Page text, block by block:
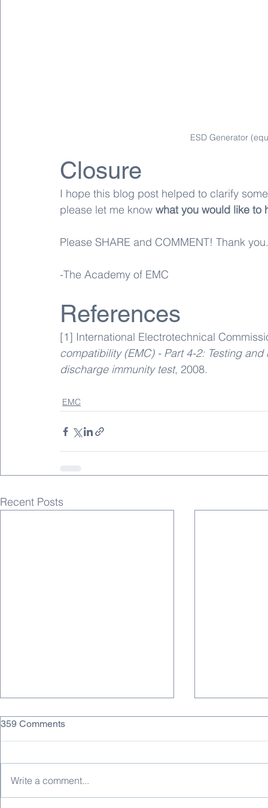
ESD Generator
Closure
I hope this blog post helped to clarify
please let me know what you would like to
Please SHARE and COMMENT! Thank you.
-The Academy of EMC
References
[1] International Electrotechnical
compatibility (EMC) - Part 4-2: Testing
discharge immunity test, 2008.
EMC
Recent Posts
359 Comments
Write a comment...